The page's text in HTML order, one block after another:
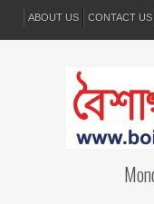
ABOUT US CONTACT US